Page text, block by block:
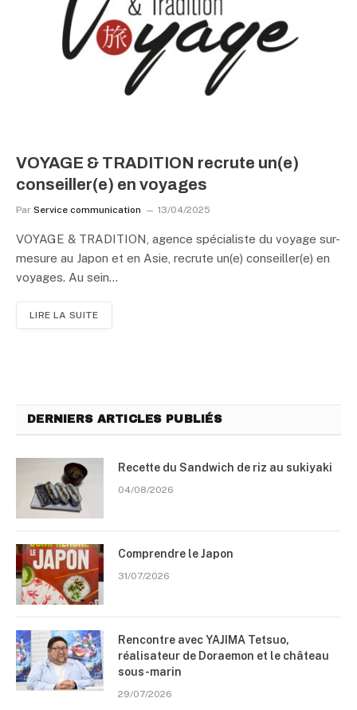
VOYAGE & TRADITION recrute un(e)
conseiller(e) en voyages
Par Service communication 13/04/2025
VOYAGE & TRADITION, agence spécialiste du voyage sur-
mesure au Japon et en Asie, recrute un(e) conseiller(e) en
voyages. Au sein…
LIRE LA SUITE
DERNIERS ARTICLES PUBLIÉS
Recette du Sandwich de riz au sukiyaki
04/08/2026
Comprendre le Japon
31/07/2026
Rencontre avec YAJIMA Tetsuo,
réalisateur de Doraemon et le château
sous-marin
29/07/2026